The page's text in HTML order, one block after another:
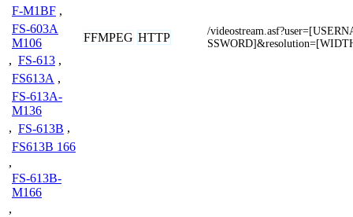
F-M1BF ,
FS-603A
M106
, FS-613 ,
FS613A ,
FS-613A-
M136
, FS-613B ,
FS613B 166
,
FS-613B-
M166
,
FFMPEG HTTP
/